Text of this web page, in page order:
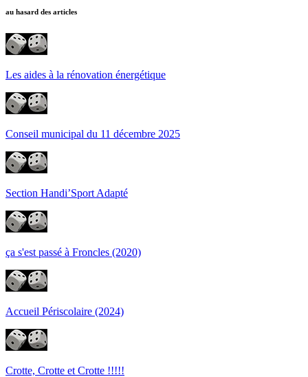
au hasard des articles
Les aides à la rénovation énergétique
Conseil municipal du 11 décembre 2025
Section Handi’Sport Adapté
ça s'est passé à Froncles (2020)
Accueil Périscolaire (2024)
Crotte, Crotte et Crotte !!!!!